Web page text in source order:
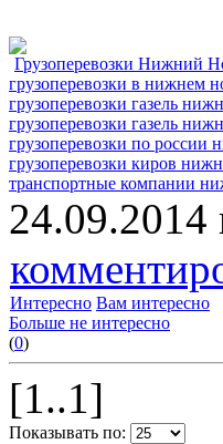
Грузоперевозки Нижний
грузоперевозки в нижнем
грузоперевозки газель
грузоперевозки газель
грузоперевозки по россии
грузоперевозки киров
транспортные компании
24.09.2014
Интересно Вам интересно
Больше не интересно
(0)
[1..1]
Показывать по: